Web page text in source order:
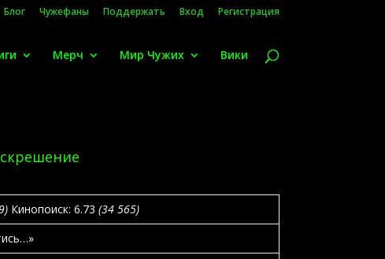
Блог Чужефаны Поддержать Вход Регистрация
Мерч Мир Чужих Вики
Кинопоиск: 6.73 (34 565)